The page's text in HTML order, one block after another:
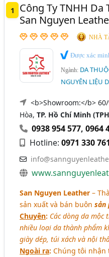
Giày - Vật Tư Và Phụ Liệu
Ba Lô, Túi Xách - Phụ Liệu
Vải May Balo (Vải May Túi
Ví, Bóp, Balo, Túi Xách
1
Công Ty TNHH Da
San Nguyen
NHÀ
Được xác
Ngành: DA
NGUYÊN LIỆU
<b>Showroom:</b>
Hòa,TP. Hồ Chí Minh
0938 954 577,0964
Hotline:0971 330 761
San Nguyen Leather –
sản xuất và bán buônsản
Chuyên: Các dòng da mộc
nhiều loại da thành phẩm
giày dép, túi xách và nội
Ngoài ra: Chúng tôi nhận